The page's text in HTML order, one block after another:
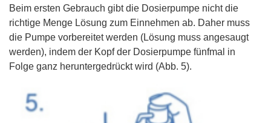
Beim ersten Gebrauch gibt die Dosierpumpe nicht die
richtige Menge Lösung zum Einnehmen ab. Daher muss
die Pumpe vorbereitet werden (Lösung muss angesaugt
werden), indem der Kopf der Dosierpumpe fünfmal in
Folge ganz heruntergedrückt wird (Abb. 5).